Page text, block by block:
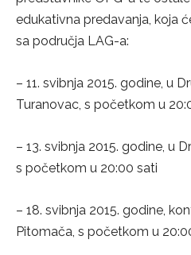
edukativna predavanja, koja
sa područja LAG-a:
– 11. svibnja 2015. godine, u
Turanovac, s početkom u
– 13. svibnja 2015. godine, u
s početkom u 20:00 sati
– 18. svibnja 2015. godine,
Pitomača, s početkom u